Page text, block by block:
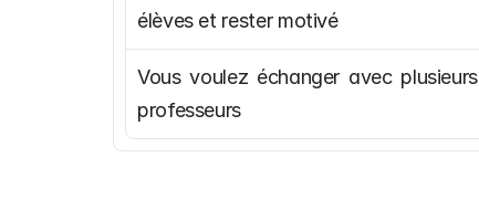
élèves et rester motivé
Vous voulez échanger avec plusieurs
professeurs